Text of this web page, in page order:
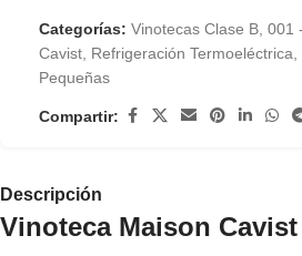
Categorías: Vinotecas Clase B 001
Cavist Refrigeración Termoeléctrica
Pequeñas
Compartir:
Descripción
Vinoteca Maison Cavist